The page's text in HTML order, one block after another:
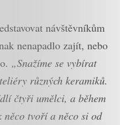
návštěvníkům
nenapadlo zajít, nebo
„Snažíme se vybírat
různých keramiků.
čtyři umělci, a během
něco tvoří a něco si od